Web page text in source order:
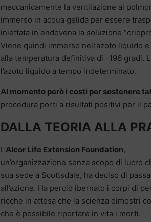
meccanicamente la ventilazione ai
immerso in acqua gelida per essere
iniettata in endovena la soluzione
Viene quindi immerso nell’azoto liquido
alla temperatura definitiva di -196 gradi.
l’azoto liquido a tempo indeterminato.
Al momento però i costi per sostenere
procedura porti a risultati positivi per il
DALLA TEORIA ALLA
L’Alcor Life Extension Foundation,
un’organizzazione senza scopo di lucro
sua sede a Scottsdale, ha deciso di
all’azione. Ha perciò ibernato i corpi di
ricche in attesa che la scienza dimostri
che è possibile riportare in vita i morti.